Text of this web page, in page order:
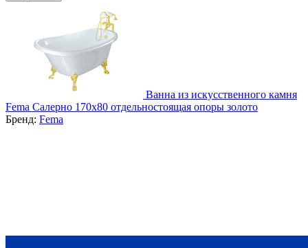
Ванна из искусственного камня
Fema Салерно 170x80 отдельностоящая опоры золото
Бренд: Fema